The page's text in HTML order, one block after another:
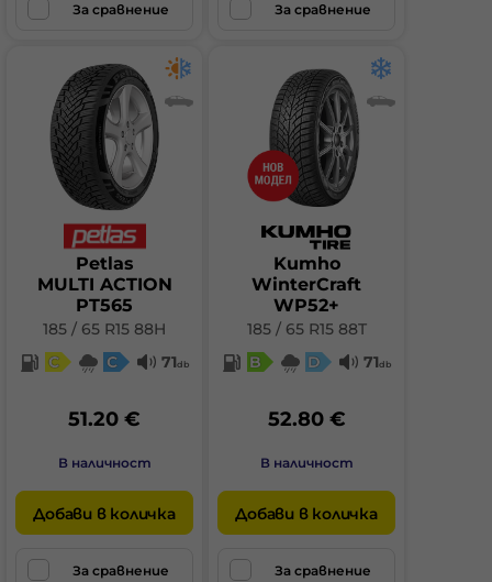
За сравнение За сравнение
Petlas
MULTI ACTION
PT565
185 / 65 R15 88H
C
C 71db
51.20 €
В наличност
Добави в количка
За сравнение
Kumho
WinterCraft
WP52+
185 / 65 R15 88T
B
D 71db
52.80 €
В наличност
Добави в количка
За сравнение